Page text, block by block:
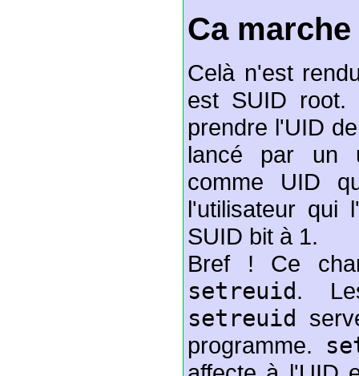
Ca
Celà n'est
est SUID root.
prendre l'UID
lancé par un
comme UID
l'utilisateur qui
SUID bit à 1.
Bref ! Ce
setreuid.
setreuid
programme.